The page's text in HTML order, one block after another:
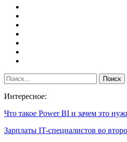
Интересное:
Что такое Power BI и зачем это
Зарплаты IT-специалистов во